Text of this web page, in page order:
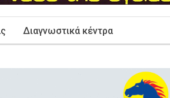
Διαγνωστικά κέντρα